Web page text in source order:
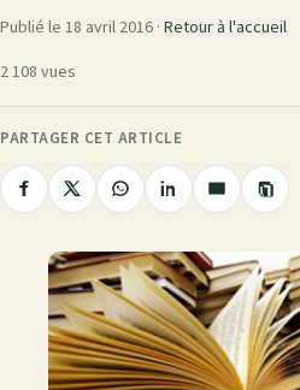
Publié le 18 avril 2016 · Retour à l'accueil
2 108 vues
PARTAGER CET ARTICLE
Partager
Facebook
Partager
X
Partager
WhatsApp
Partager
LinkedIn
Partager
e-
mail
Copier
le